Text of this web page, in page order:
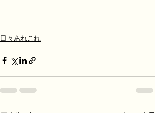
日々あれこれ